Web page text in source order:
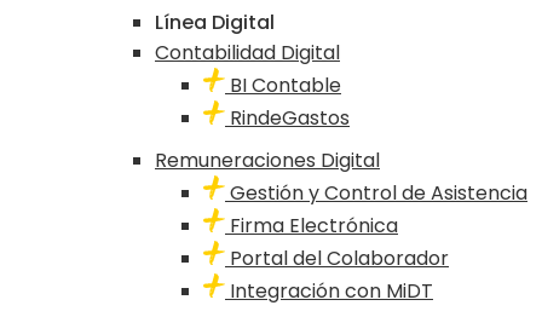
Línea Digital
Contabilidad Digital
BI Contable
RindeGastos
Remuneraciones Digital
Gestión y Control de Asistencia
Firma Electrónica
Portal del Colaborador
Integración con MiDT